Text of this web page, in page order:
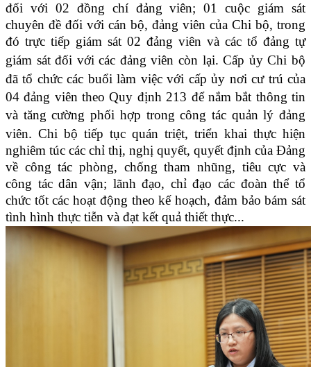
đối với 02 đồng chí đảng viên; 01 cuộc giám sát
chuyên đề đối với cán bộ, đảng viên của Chi bộ, trong
đó trực tiếp giám sát 02 đảng viên và các tổ đảng tự
giám sát đối với các đảng viên còn lại.Cấp ủy Chi bộ
đãtổ chức các buổilàm việc với cấp ủy nơi cư trú của
04 đảng viên theo Quy định 213 để nắm bắt thông tin
và tăng cường phối hợp trong công tác quản lý đảng
viên. Chi bộ tiếp tục quán triệt, triển khai thực hiện
nghiêm túc các chỉ thị, nghị quyết, quyết định của Đảng
về công tác phòng, chống tham nhũng, tiêu cực và
công tác dân vận; lãnh đạo, chỉ đạo các đoàn thể tổ
chức tốt các hoạt động theo kế hoạch, đảm bảo bám sát
tình hình thực tiễn và đạt kết quả thiết thực...